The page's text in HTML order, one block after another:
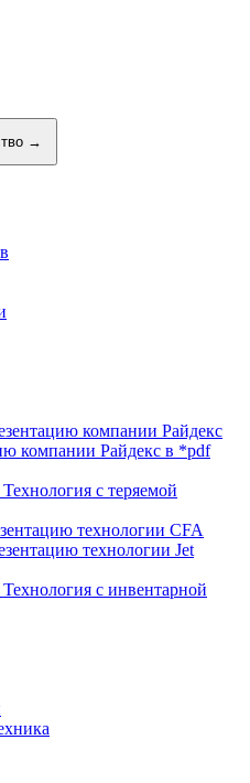
→
компании Райдекс
компании Райдекс в *pdf
с теряемой
технологии CFA
технологии Jet
с инвентарной